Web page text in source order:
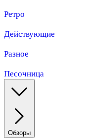
Ретро
Действующие
Разное
Песочница
Обзоры